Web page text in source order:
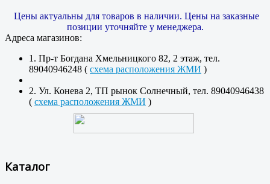
Цены актуальны для товаров в наличии. Цены на заказные
позиции уточняйте у менеджера.
Адреса магазинов:
1. Пр-т Богдана Хмельницкого 82, 2 этаж, тел.
89040946248 ( схема расположения ЖМИ )
2. Ул. Конева 2, ТП рынок Солнечный, тел. 89040946438
( схема расположения ЖМИ )
Каталог